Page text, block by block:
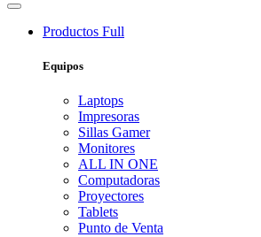
Productos Full
Equipos
Laptops
Impresoras
Sillas Gamer
Monitores
ALL IN ONE
Computadoras
Proyectores
Tablets
Punto de Venta